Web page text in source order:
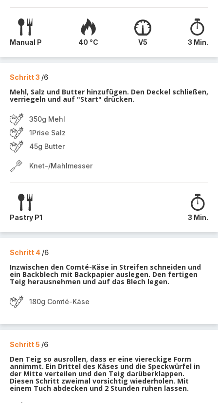
Manual P 40 °C V5 3 Min.
Schritt 3 /6
Mehl, Salz und Butter hinzufügen. Den Deckel schließen,
verriegeln und auf "Start" drücken.
350g Mehl
1Prise Salz
45g Butter
Knet-/Mahlmesser
Pastry P1 3 Min.
Schritt 4 /6
Inzwischen den Comté-Käse in Streifen schneiden und
ein Backblech mit Backpapier auslegen. Den fertigen
Teig herausnehmen und auf das Blech legen.
180g Comté-Käse
Schritt 5 /6
Den Teig so ausrollen, dass er eine viereckige Form
annimmt. Ein Drittel des Käses und die Speckwürfel in
der Mitte verteilen und den Teig darüberklappen.
Diesen Schritt zweimal vorsichtig wiederholen. Mit
einem Tuch abdecken und 2 Stunden ruhen lassen.